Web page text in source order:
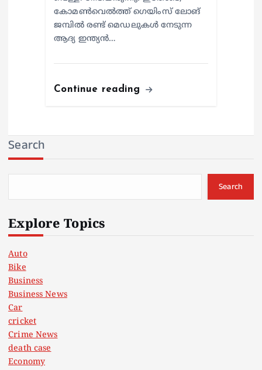
കോമണ്‍വെല്‍ത്ത് ഗെയിംസ് ലോങ്
ജമ്പില്‍ രണ്ട് മെഡലുകള്‍ നേടുന്ന
ആദ്യ ഇന്ത്യന്‍…
Continue reading
Search
Search
Explore Topics
Auto
Bike
Business
Business News
Car
cricket
Crime News
death case
Economy